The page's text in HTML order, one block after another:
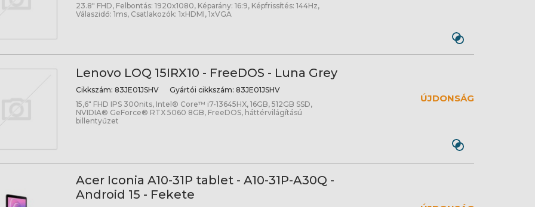
23.8" FHD, Felbontás: 1920x1080, Képarány: 16:9, Képfrissítés: 144Hz,
Válaszidő: 1ms, Csatlakozók: 1xHDMI, 1xVGA
Lenovo LOQ 15IRX10 - FreeDOS - Luna Grey
Cikkszám: 83JE01JSHV Gyártói cikkszám: 83JE01JSHV
15,6" FHD IPS 300nits, Intel® Core™ i7-13645HX, 16GB, 512GB SSD,
NVIDIA® GeForce® RTX 5060 8GB, FreeDOS, háttérvilágítású
billentyűzet
ÚJDONSÁG
Acer Iconia A10-31P tablet - A10-31P-A30Q -
Android 15 - Fekete